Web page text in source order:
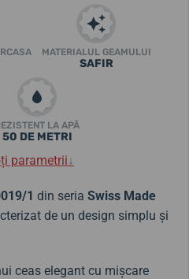
MATERIALUL GEAMULUI
SAFIR
LA APĂ
50 DE METRI
parametrii↓
1 din seria Swiss Made
de un design simplu și
ceas elegant cu mișcare